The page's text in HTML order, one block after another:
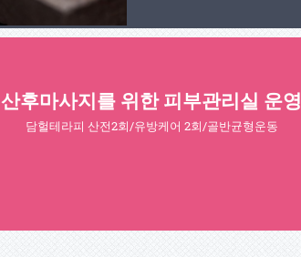
산후마사지를 위한 피부관리실 운영
담헐테라피 산전2회/유방케어 2회/골반균형운동